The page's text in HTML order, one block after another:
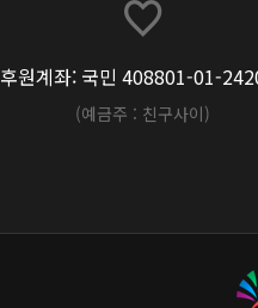
후원계좌: 국민 408801-01-
(예금주 : 친구사이)